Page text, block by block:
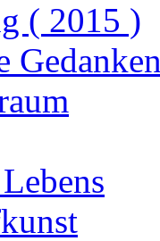
( 2015 )